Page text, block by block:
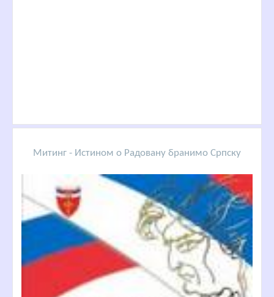
Митинг - Истином о Радовану бранимо Српску